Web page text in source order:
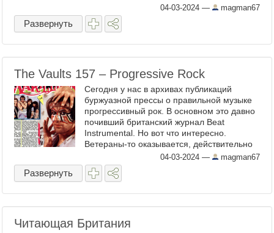
преступлениях и сговоре при выделении
средств на кампанию ...
04-03-2024 — magman67
Развернуть
The Vaults 157 – Progressive Rock
Сегодня у нас в архивах публикаций
буржуазной прессы о правильной музыке
прогрессивный рок. В основном это давно
почивший британский журнал Beat
Instrumental. Но вот что интересно.
Ветераны-то оказывается, действительно
душой не стареют и по-прежнему в строю.
Marillion, Fish, Camel, Gong, ...
04-03-2024 — magman67
Развернуть
Читающая Британия